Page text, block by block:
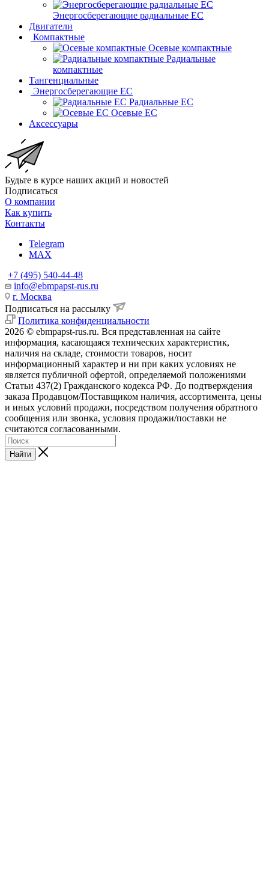
Энергосберегающие радиальные EC
Двигатели
Компактные
Осевые компактные
Радиальные
компактные
Тангенциальные
Энергосберегающие EC
Радиальные EC
Осевые EC
Аксессуары
Будьте в курсе наших акций и новостей
Подписаться
О компании
Как купить
Контакты
Telegram
MAX
+7 (495) 540-44-48
info@ebmpapst-rus.ru
г. Москва
Подписаться на рассылку
Политика конфиденциальности
2026 © ebmpapst-rus.ru. Вся представленная на сайте
информация, касающаяся технических характеристик,
наличия на складе, стоимости товаров, носит
информационный характер и ни при каких условиях не
является публичной офертой, определяемой положениями
Статьи 437(2) Гражданского кодекса РФ. До подтверждения
заказа Продавцом/Поставщиком наличия, ассортимента, цены
и иных условий продажи, посредством получения обратного
сообщения или звонка, условия продажи/поставки не
считаются согласованными.
Найти